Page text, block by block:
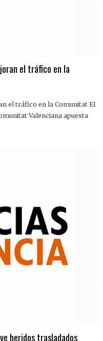
el tráfico en la
el tráfico en la Comunitat El
Valenciana apuesta
heridos trasladados